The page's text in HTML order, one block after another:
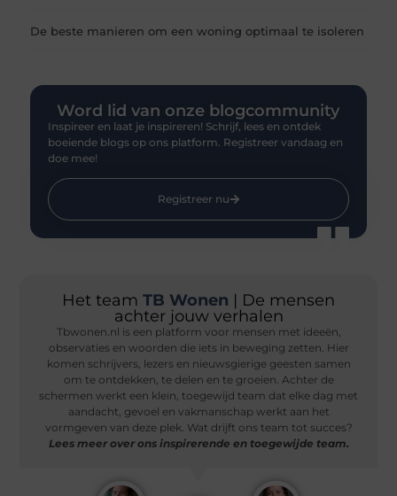
De beste manieren om een woning optimaal te isoleren
Word lid van onze blogcommunity
Inspireer en laat je inspireren! Schrijf, lees en ontdek
boeiende blogs op ons platform. Registreer vandaag en
doe mee!
Registreer nu
Het team TB Wonen | De mensen
achter jouw verhalen
Tbwonen.nl is een platform voor mensen met ideeën,
observaties en woorden die iets in beweging zetten. Hier
komen schrijvers, lezers en nieuwsgierige geesten samen
om te ontdekken, te delen en te groeien. Achter de
schermen werkt een klein, toegewijd team dat elke dag met
aandacht, gevoel en vakmanschap werkt aan het
vormgeven van deze plek. Wat drijft ons team tot succes?
Lees meer over ons inspirerende en toegewijde team.